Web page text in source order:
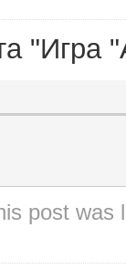
"Игра
post was